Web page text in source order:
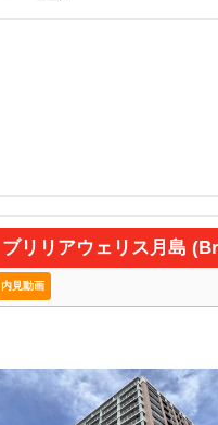
ブリリアウェリス月島
内見動画